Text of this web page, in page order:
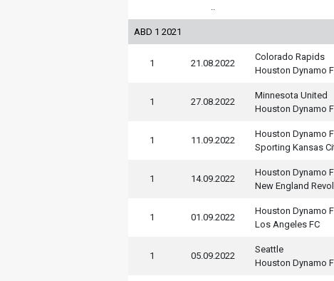
ABD 1 2021
1 21.08.2022
Colorado Rapids
Houston Dynamo
1 27.08.2022
Minnesota United
Houston Dynamo
1 11.09.2022
Houston Dynamo
Sporting Kansas
1 14.09.2022
Houston Dynamo
New England
1 01.09.2022
Houston Dynamo
Los Angeles FC
1 05.09.2022
Seattle
Houston Dynamo